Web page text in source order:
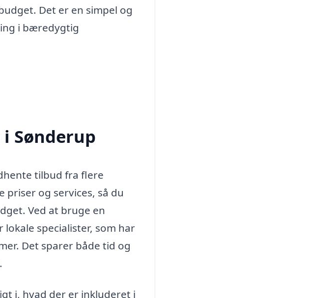
Det er en simpel og
i bæredygtig
Sønderup
tilbud fra flere
og services, så du
Ved at bruge en
specialister, som har
Det sparer både tid og
i, hvad der er inkluderet i